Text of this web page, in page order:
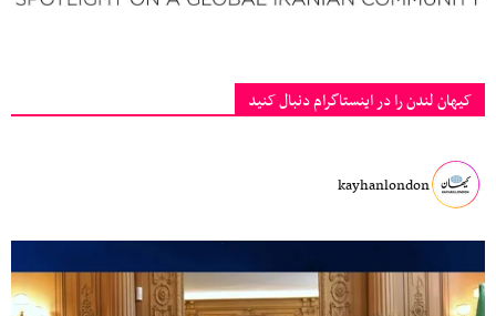
کیهان لندن را در اینستاگرام دنبال کنید
kayhanlondon